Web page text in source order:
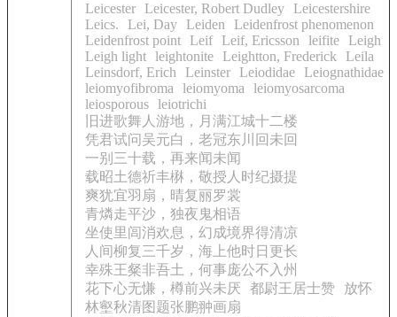
Leicester Leicester, Robert Dudley
Leicestershire
Leics.
Lei, Day Leiden
Leidenfrost phenomenon
Leidenfrost point
Leif Leif, Ericsson leifite
Leigh
Leigh light leightonite Leightton, Frederick
Leila
Leinsdorf, Erich
Leinster Leiodidae
Leiognathidae
leiomyofibroma
leiomyoma
leiomyosarcoma
leiosporous leiotrichi
旧进歌舞人游地，月满江城十二楼
凭君试问吴元白，老冠东川回未回
一别三十载，再来闻未闻
载昭土德祈丰楙，敬授人时纪摄提
爽犹宜羽扇，晴复丽罗裳
青燐走平沙，独夜鬼相语
坐使里闾消欢息，幻成境界得清凉
人间柳复三千岁，海上他时日更长
幸殊王粲非吾土，何事庞公不入州
花下心无慊，樽前兴未厌
都尉王居士赞
放怀
林壑秋清图题张鹏翀画扇